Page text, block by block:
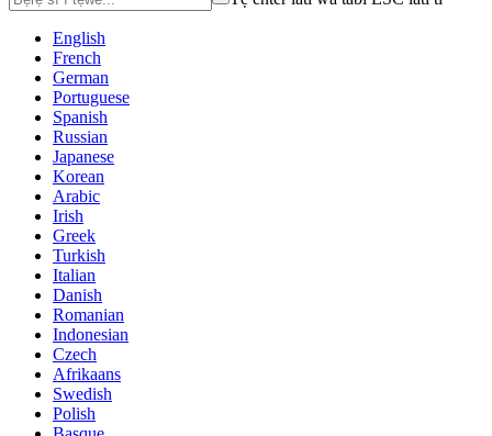
English
French
German
Portuguese
Spanish
Russian
Japanese
Korean
Arabic
Irish
Greek
Turkish
Italian
Danish
Romanian
Indonesian
Czech
Afrikaans
Swedish
Polish